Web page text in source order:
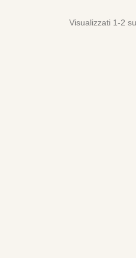
Visualizzati 1-2